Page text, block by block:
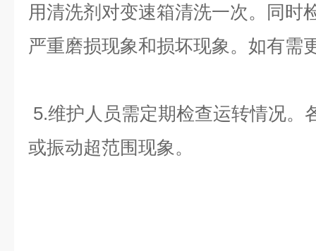
用清洗剂对变速箱清洗一次。同时
严重磨损现象和损坏现象。如有
5.维护人员需定期检查运转情况。
或振动超范围现象。